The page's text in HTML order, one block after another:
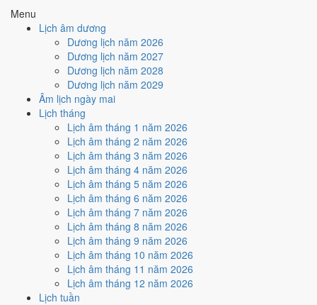
Menu
Lịch âm dương
Dương lịch năm 2026
Dương lịch năm 2027
Dương lịch năm 2028
Dương lịch năm 2029
Âm lịch ngày mai
Lịch tháng
Lịch âm tháng 1 năm 2026
Lịch âm tháng 2 năm 2026
Lịch âm tháng 3 năm 2026
Lịch âm tháng 4 năm 2026
Lịch âm tháng 5 năm 2026
Lịch âm tháng 6 năm 2026
Lịch âm tháng 7 năm 2026
Lịch âm tháng 8 năm 2026
Lịch âm tháng 9 năm 2026
Lịch âm tháng 10 năm 2026
Lịch âm tháng 11 năm 2026
Lịch âm tháng 12 năm 2026
Lịch tuần
(Mậu)
Mộc
Dương ·
Con Dần
Địa Chi Dần thuộc hành Mộc; đặt cạnh Can Mậu
thì Mộc khắc Thổ (tương khắc).
Thổ ·
Thành
Đầu Thổ
Nghĩa "Đất trên thành", thuộc hành Thổ, ứng với
cặp can chi Mậu Dần và Kỷ Mão.
MộcDần
(chính
cung)
Tuổi Dần hợp Thái Tuế. Tuổi xung Thái Tuế cần
lễ giải đầu năm.
Vàng đất
Xanh lá
Đỏ
Kích hoạt vận khí, dùng cho trang phục, vật
phẩm phong thủy.
184 /181
ngày
Một tiêu chí thành phần, xét riêng bộ sao ngày.
Xem cơ chế ở bàisao Hoàng Đạo
Đạo.
Luận giải ngũ hành, Thái Tuế và màu hợp ở trên là quan niệm dân
gian. Nguồn tham chiếu:Tam Mệnh Thông Hội
Phương Thư. Dùng để tham khảo khi chọn thời điểm, không phải kết
luận khoa học.